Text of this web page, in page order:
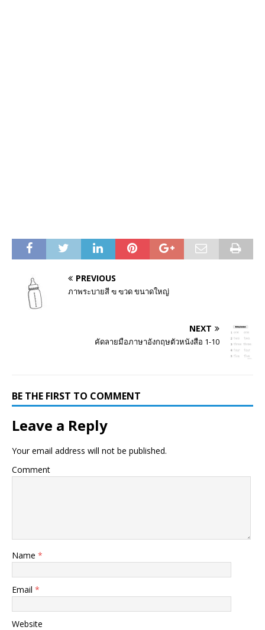
PREVIOUS
ภาพระบายสี ฃ ฃวด ขนาดใหญ่
NEXT
คัดลายมือภาษาอังกฤษตัวหนังสือ 1-10
BE THE FIRST TO COMMENT
Leave a Reply
Your email address will not be published.
Comment
Name *
Email *
Website